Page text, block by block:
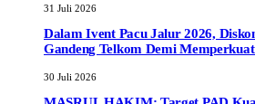
31 Juli 2026
Dalam Ivent Pacu Jalur 2026,
Gandeng Telkom Demi
30 Juli 2026